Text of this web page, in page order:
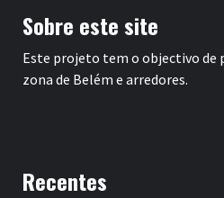
Sobre este site
Este projeto tem o objectivo de
zona de Belém e arredores.
Recentes